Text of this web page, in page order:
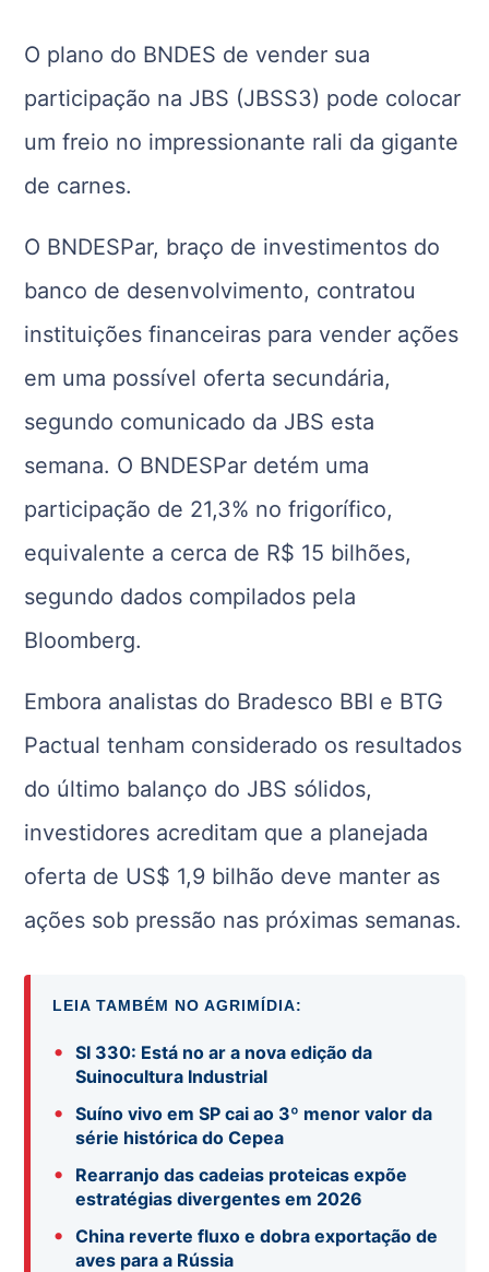
O plano do BNDES de vender sua
participação na JBS (JBSS3) pode colocar
um freio no impressionante rali da gigante
de carnes.
O BNDESPar, braço de investimentos do
banco de desenvolvimento, contratou
instituições financeiras para vender ações
em uma possível oferta secundária,
segundo comunicado da JBS esta
semana. O BNDESPar detém uma
participação de 21,3% no frigorífico,
equivalente a cerca de R$ 15 bilhões,
segundo dados compilados pela
Bloomberg.
Embora analistas do Bradesco BBI e BTG
Pactual tenham considerado os resultados
do último balanço do JBS sólidos,
investidores acreditam que a planejada
oferta de US$ 1,9 bilhão deve manter as
ações sob pressão nas próximas semanas.
LEIA TAMBÉM NO AGRIMÍDIA:
•
SI 330: Está no ar a nova edição da
Suinocultura Industrial
•
Suíno vivo em SP cai ao 3º menor valor da
série histórica do Cepea
•
Rearranjo das cadeias proteicas expõe
estratégias divergentes em 2026
•
China reverte fluxo e dobra exportação de
aves para a Rússia